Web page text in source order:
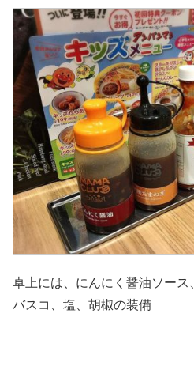
卓上には、にんにく醤油ソー
バスコ、塩、胡椒の装備